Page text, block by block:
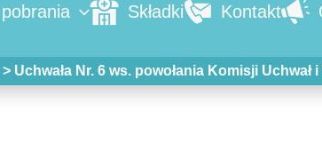
Składki Kontakt
> Uchwała Nr. 6 ws. powołania Komisji Uchwał